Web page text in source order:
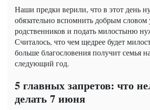
Наши предки верили, что в этот день
обязательно вспомнить добрым
родственников и подать милостыню
Считалось, что чем щедрее будет
больше благословения получит семья
следующий год.
5 главных запретов: что
делать 7 июня